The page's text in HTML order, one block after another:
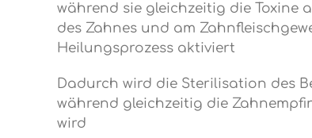
während sie gleichzeitig die Toxine
des Zahnes und am
Heilungsprozess aktiviert
Dadurch wird die Sterilisation des
während gleichzeitig die
wird